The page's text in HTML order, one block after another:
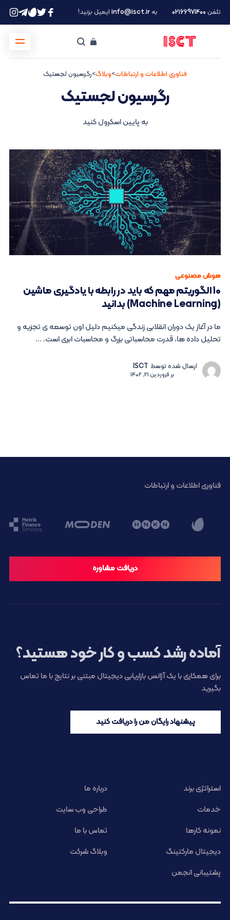
تلفن ۰۲۱66971400 بهinfo@isct.irایمیل بزنید!
فناوری اطلاعات و ارتباطات>وبلاگ>رگرسیون لجستیک
رگرسیون لجستیک
به پایین اسکرول کنید
هوش مصنوعی
10 الگوریتم مهم که باید در رابطه با یادگیری ماشین
(Machine Learning) بدانید
ما در آغاز یک دوران انقلابی زندگی میکنیم دلیل اون توسعه ی تجزیه و
تحلیل داده ها، قدرت محاسباتی بزرگ و محاسبات ابری است. ...
ارسال شده توسط ISCT
برفروردین 21, 1402
فناوری اطلاعات و ارتباطات
دریافت مشاوره
آماده رشد کسب و کار خود هستید؟
برای همکاری با یک آژانس بازاریابی دیجیتال مبتنی بر نتایج با ما تماس
بگیرید
پیشنهاد رایگان من را دریافت کنید
استراتژی برند
درباره ما
خدمات
طراحی وب سایت
نمونه کارها
تماس با ما
دیجیتال مارکتینگ
وبلاگ شرکت
پشتیبانی انجمن